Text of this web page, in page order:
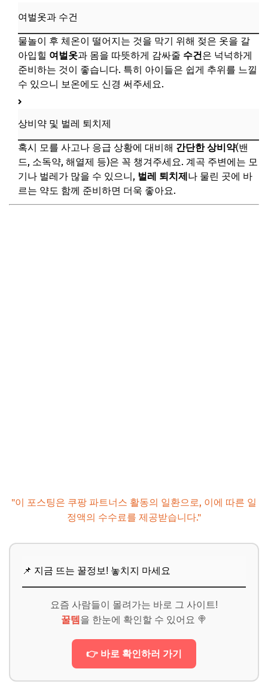
여벌옷과 수건
물놀이 후 체온이 떨어지는 것을 막기 위해 젖은 옷을 갈
아입힐 여벌옷과 몸을 따뜻하게 감싸줄 수건은 넉넉하게
준비하는 것이 좋습니다. 특히 아이들은 쉽게 추위를 느낄
수 있으니 보온에도 신경 써주세요.
상비약 및 벌레 퇴치제
혹시 모를 사고나 응급 상황에 대비해 간단한 상비약(밴
드, 소독약, 해열제 등)은 꼭 챙겨주세요. 계곡 주변에는 모
기나 벌레가 많을 수 있으니, 벌레 퇴치제나 물린 곳에 바
르는 약도 함께 준비하면 더욱 좋아요.
"이 포스팅은 쿠팡 파트너스 활동의 일환으로, 이에 따른 일
정액의 수수료를 제공받습니다."
📌 지금 뜨는 꿀정보! 놓치지 마세요
요즘 사람들이 몰려가는 바로 그 사이트!
꿀템 을 한눈에 확인할 수 있어요 🍭
👉 바로 확인하러 가기